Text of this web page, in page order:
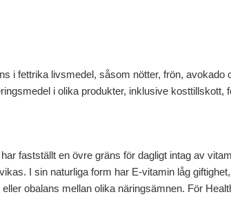
i fettrika livsmedel, såsom nötter, frön, avokado
i olika produkter, inklusive kosttillskott,
fastställt en övre gräns för dagligt intag av
I sin naturliga form har E-vitamin låg
obalans mellan olika näringsämnen. För